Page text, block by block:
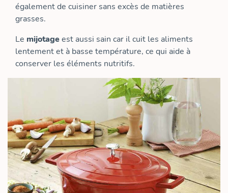
également de cuisiner sans excès de matières
grasses.
Le mijotageest aussi sain car il cuit les aliments
lentement et à basse température, ce qui aide à
conserver les éléments nutritifs.